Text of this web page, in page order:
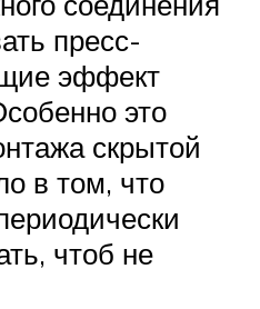
пресс-
эффект
это
скрытой
в том, что
чтоб не